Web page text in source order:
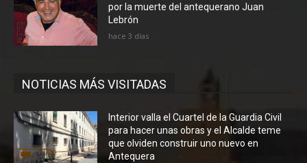
por la muerte del antequerano Juan
Lebrón
hace 3 días
NOTICIAS MÁS VISITADAS
Interior valla el Cuartel de la Guardia Civil
para hacer unas obras y el Alcalde teme
que olviden construir uno nuevo en
Antequera